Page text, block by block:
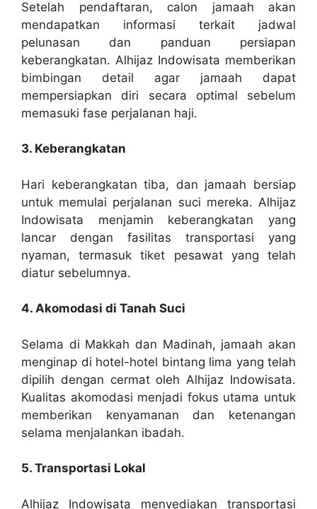
Setelah pendaftaran, calon jamaah akan
mendapatkan informasi terkait jadwal
pelunasan dan panduan persiapan
keberangkatan. Alhijaz Indowisata memberikan
bimbingan detail agar jamaah dapat
mempersiapkan diri secara optimal sebelum
memasuki fase perjalanan haji.
3. Keberangkatan
Hari keberangkatan tiba, dan jamaah bersiap
untuk memulai perjalanan suci mereka. Alhijaz
Indowisata menjamin keberangkatan yang
lancar dengan fasilitas transportasi yang
nyaman, termasuk tiket pesawat yang telah
diatur sebelumnya.
4. Akomodasi di Tanah Suci
Selama di Makkah dan Madinah, jamaah akan
menginap di hotel-hotel bintang lima yang telah
dipilih dengan cermat oleh Alhijaz Indowisata.
Kualitas akomodasi menjadi fokus utama untuk
memberikan kenyamanan dan ketenangan
selama menjalankan ibadah.
5. Transportasi Lokal
Alhijaz Indowisata menyediakan transportasi